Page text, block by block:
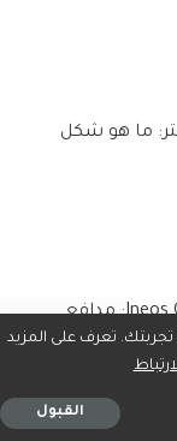
ما هو شكل
يقودها Ineos Grenadier: مدافع
تعرف على المزيد
القبول